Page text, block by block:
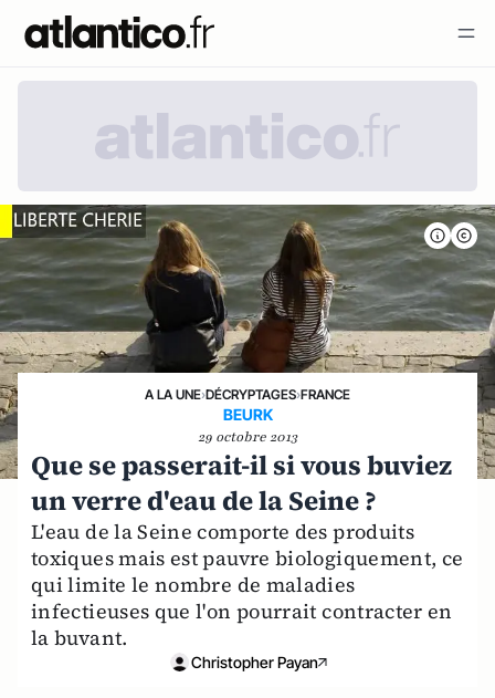
A LA UNE›DÉCRYPTAGES›FRANCE
BEURK
29 octobre 2013
Que se passerait-il si vous buviez
un verre d'eau de la Seine ?
L'eau de la Seine comporte des produits
toxiques mais est pauvre biologiquement, ce
qui limite le nombre de maladies
infectieuses que l'on pourrait contracter en
la buvant.
Christopher Payan